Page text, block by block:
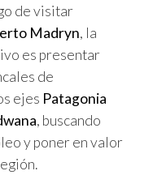
de visitar
Madryn, la
es presentar
de
ejes Patagonia
, buscando
y poner en valor